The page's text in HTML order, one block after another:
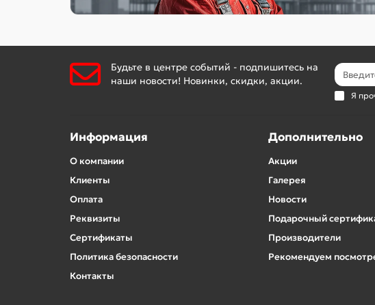
Будьте в центре событий - подпишитесь на
наши новости! Новинки, скидки, акции.
Я
Информация
О компании
Клиенты
Оплата
Реквизиты
Сертификаты
Политика безопасности
Контакты
Дополнительно
Акции
Галерея
Новости
Подарочный
Производители
Рекомендуем